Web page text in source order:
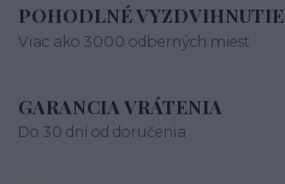
POHODLNÉ VYZDVIHNUTIE
Viac ako 3000 odberných miest
GARANCIA VRÁTENIA
Do 30 dní od doručenia